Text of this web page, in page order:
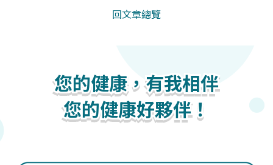
回文章總覽
您的健康，有我相伴
您的健康好夥伴！
您的健康，有我相伴
您的健康好夥伴！
您的健康，有我相伴
您的健康好夥伴！